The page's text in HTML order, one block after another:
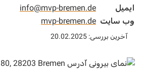
info@mvp-bremen.de
mvp-bremen.de
بررسی: 20.02.2025